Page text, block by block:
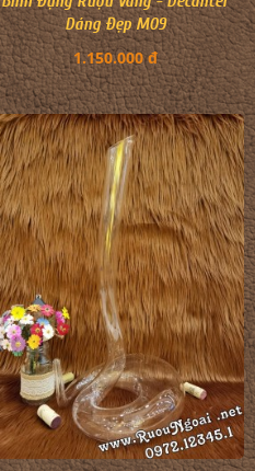
Dáng Đẹp M09
1.150.000 đ